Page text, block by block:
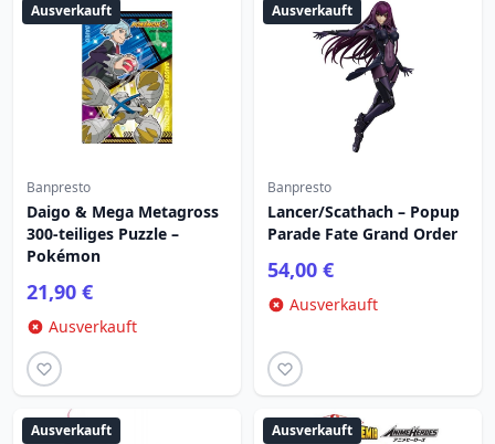
Ausverkauft
Banpresto
Daigo & Mega Metagross
300-teiliges Puzzle –
Pokémon
21,90 €
Ausverkauft
Ausverkauft
Banpresto
Lancer/Scathach – Popup
Parade Fate Grand Order
54,00 €
Ausverkauft
Ausverkauft Ausverkauft